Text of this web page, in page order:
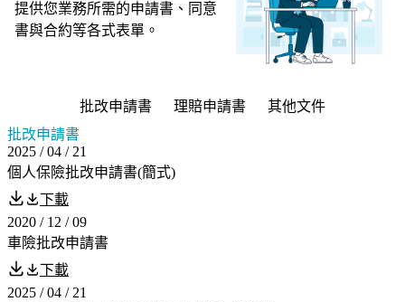
提供您業務所需的申請書、同意
書與合約等各式表單。
批改申請書 理賠申請書
其他文件
批改申請書
2025 / 04 / 21
個人保險批改申請書(簡式)
下載
2020 / 12 / 09
車險批改申請書
下載
2025 / 04 / 21